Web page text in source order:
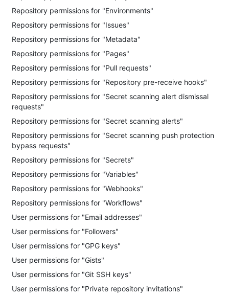
Repository permissions for "Environments"
Repository permissions for "Issues"
Repository permissions for "Metadata"
Repository permissions for "Pages"
Repository permissions for "Pull requests"
Repository permissions for "Repository pre-receive hooks"
Repository permissions for "Secret scanning alert dismissal
requests"
Repository permissions for "Secret scanning alerts"
Repository permissions for "Secret scanning push protection
bypass requests"
Repository permissions for "Secrets"
Repository permissions for "Variables"
Repository permissions for "Webhooks"
Repository permissions for "Workflows"
User permissions for "Email addresses"
User permissions for "Followers"
User permissions for "GPG keys"
User permissions for "Gists"
User permissions for "Git SSH keys"
User permissions for "Private repository invitations"